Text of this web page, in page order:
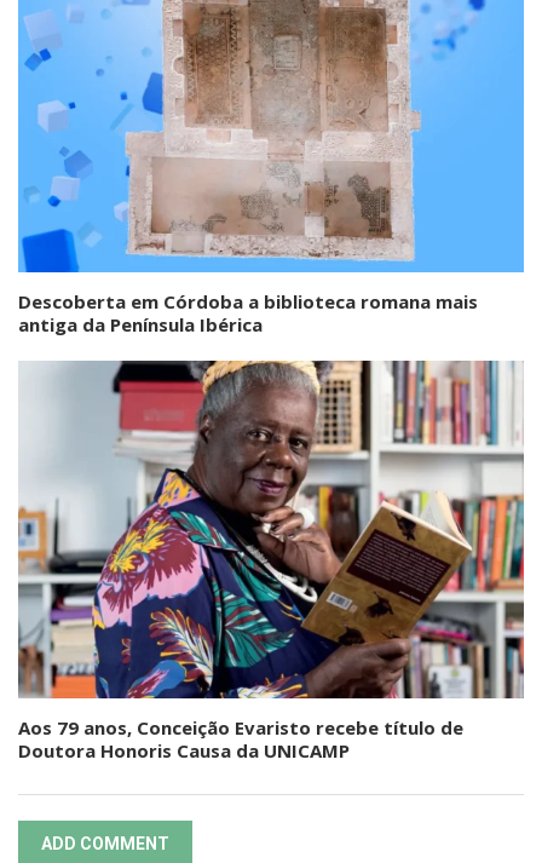
Descoberta em Córdoba a biblioteca romana mais
antiga da Península Ibérica
Aos 79 anos, Conceição Evaristo recebe título de
Doutora Honoris Causa da UNICAMP
ADD COMMENT